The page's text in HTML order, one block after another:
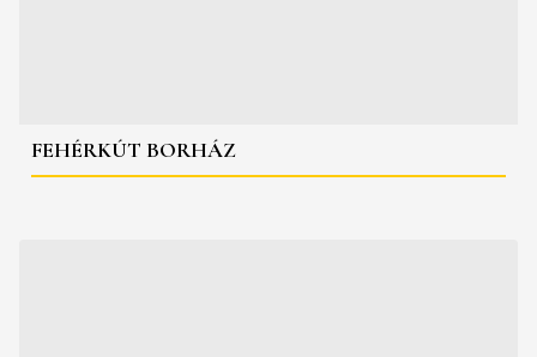
FEHÉRKÚT BORHÁZ